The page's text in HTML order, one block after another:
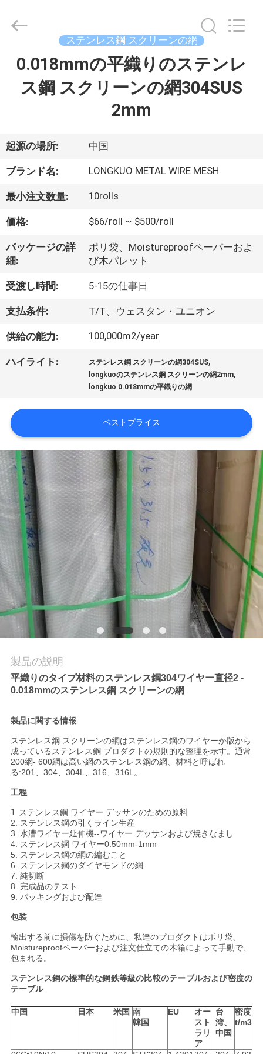
ダ
ク
ト
ビ
デ
オ
私
関
し
て
は
工
場
旅
行
質
管
理
お
問
い
合
わ
せ
引
用
を
要
求
2021
Enterprise
Co.,LTD.
ステンレス鋼 スクリーンの網
0.018mmの平織りのステンレ
ス鋼 スクリーンの網304SUS
2mm
起源の場所: 中国
ブランド名: LONGKUO METAL WIRE MESH
最小注文数量: 10rolls
価格: $66/roll ~ $500/roll
パッケージの詳
細:
ポリ袋、Moistureproofペーパーおよ
び木パレット
受渡し時間: 5-15の仕事日
支払条件: T/T、ウェスタン・ユニオン
供給の能力: 100,000m2/year
ハイライト: ステンレス鋼 スクリーンの網304SUS,
longkuoのステンレス鋼 スクリーンの網2mm,
longkuo 0.018mmの平織りの網
ベストプライス
製品の説明
平織りのタイプ材料のステンレス鋼304ワイヤー直径2 -
0.018mmのステンレス鋼 スクリーンの網
製品に関する情報
ステンレス鋼 スクリーンの網はステンレス鋼のワイヤーか版から
成っているステンレス鋼 プロダクトの規則的な整理を示す。通常
200網- 600網は高い網のステンレス鋼の網、材料と呼ばれ
る:201、304、304L、316、316L。
工程
1. ステンレス鋼 ワイヤー デッサンのための原料
2. ステンレス鋼の引くライン生産
3. 水漕ワイヤー延伸機--ワイヤー デッサンおよび焼きなまし
4. ステンレス鋼 ワイヤー0.50mm-1mm
5. ステンレス鋼の網の編むこと
6. ステンレス鋼のダイヤモンドの網
7. 純切断
8. 完成品のテスト
9. パッキングおよび配達
包装
輸出する前に損傷を防ぐために、私達のプロダクトはポリ袋、
Moistureproofペーパーおよび注文仕立ての木箱によって手動で、
包まれる。
ステンレス鋼の標準的な鋼鉄等級の比較のテーブルおよび密度の
テーブル
中国 日本 米国 南
韓国
EU
オー
スト
ラリ
ア
台
湾、
中国
密度
t/m3